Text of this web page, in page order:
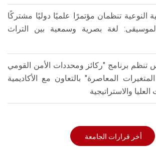
النوعية تنظمان مؤتمرًا علميًا دوليًا مشتركًا
لغة بصرية وسمعية بين التراث
برنامج "ركائز ومحددات الأمن القومي
المعاصرة" بالتعاون مع الأكاديمية
والاستراتيجية
أخر قرارات الجامعة